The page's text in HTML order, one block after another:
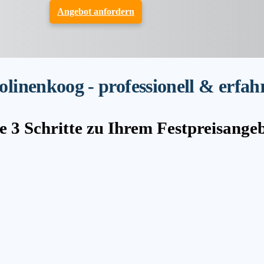
Angebot anfordern
- professionell &
3 Schritte zu Ihrem